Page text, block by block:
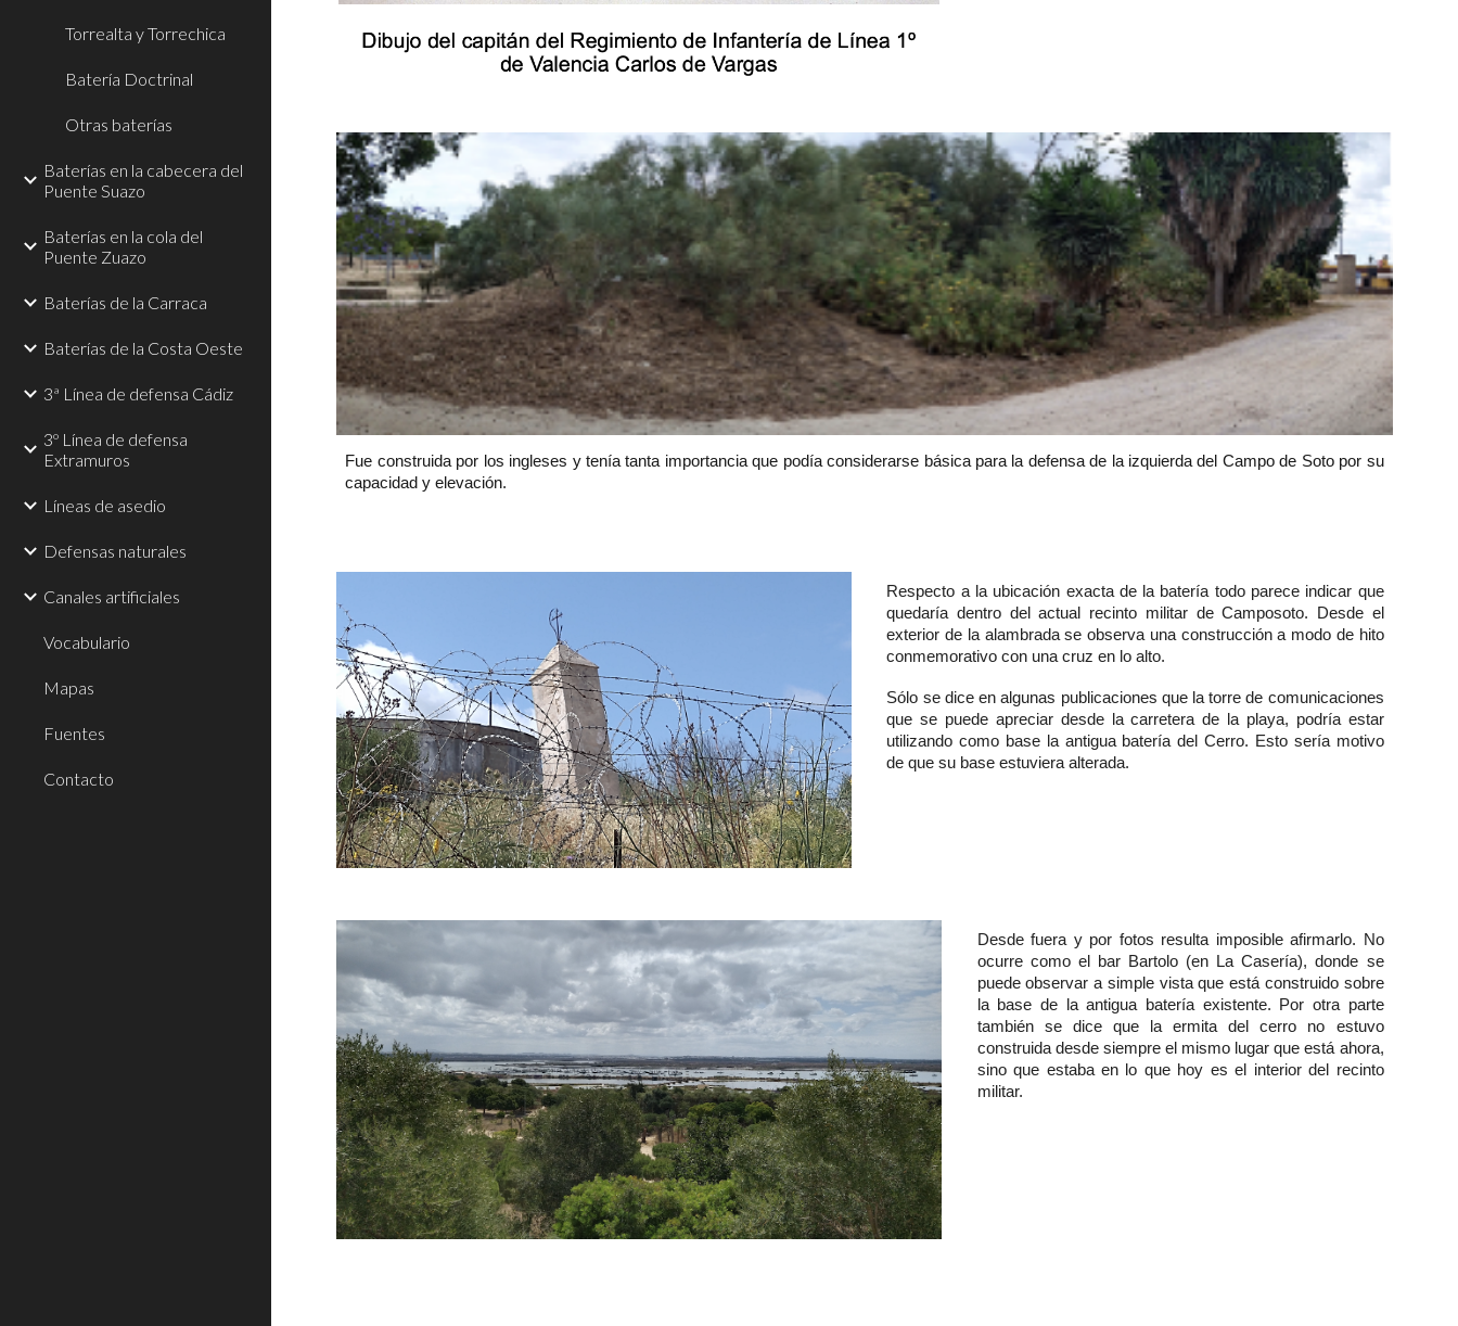
Torrealta y Torrechica
Batería Doctrinal
Otras baterías
Baterías en la cabecera del
Puente Suazo
Baterías en la cola del
Puente Zuazo
Baterías de la Carraca
Baterías de la Costa Oeste
3ª Línea de defensa Cádiz
3º Línea de defensa
Extramuros
Líneas de asedio
Defensas naturales
Canales artificiales
Vocabulario
Mapas
Fuentes
Contacto
Fue construida por los ingleses y tenía tanta importancia que podía considerarse básica para la defensa de la izquierda del Campo de Soto por su
capacidad y elevación.
Respecto a la ubicación exacta de la batería todo parece indicar que
quedaría dentro del actual recinto militar de Camposoto. Desde el
exterior de la alambrada se observa una construcción a modo de hito
conmemorativo con una cruz en lo alto.
Sólo se dice en algunas publicaciones que la torre de comunicaciones
que se puede apreciar desde la carretera de la playa, podría estar
utilizando como base la antigua batería del Cerro. Esto sería motivo
de que su base estuviera alterada.
Desde fuera y por fotos resulta imposible afirmarlo. No
ocurre como el bar Bartolo (en La Casería), donde se
puede observar a simple vista que está construido sobre
la base de la antigua batería existente. Por otra parte
también se dice que la ermita del cerro no estuvo
construida desde siempre el mismo lugar que está ahora,
sino que estaba en lo que hoy es el interior del recinto
militar.